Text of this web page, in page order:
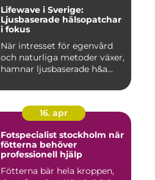
Lifewave i Sverige:
Ljusbaserade hälsopatchar
i fokus
När intresset för egenvård
och naturliga metoder växer,
hamnar ljusbaserade h&a...
16. apr
Fotspecialist stockholm när
fötterna behöver
professionell hjälp
Fötterna bär hela kroppen,